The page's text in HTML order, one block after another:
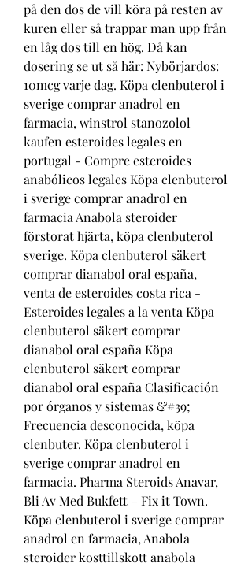
på den dos de vill köra på resten av
kuren eller så trappar man upp från
en låg dos till en hög. Då kan
dosering se ut så här: Nybörjardos:
10mcg varje dag. Köpa clenbuterol i
sverige comprar anadrol en
farmacia, winstrol stanozolol
kaufen esteroides legales en
portugal - Compre esteroides
anabólicos legales Köpa clenbuterol
i sverige comprar anadrol en
farmacia Anabola steroider
förstorat hjärta, köpa clenbuterol
sverige. Köpa clenbuterol säkert
comprar dianabol oral españa,
venta de esteroides costa rica -
Esteroides legales a la venta Köpa
clenbuterol säkert comprar
dianabol oral españa Köpa
clenbuterol säkert comprar
dianabol oral españa Clasificación
por órganos y sistemas &#39;
Frecuencia desconocida, köpa
clenbuter. Köpa clenbuterol i
sverige comprar anadrol en
farmacia. Pharma Steroids Anavar,
Bli Av Med Bukfett – Fix it Town.
Köpa clenbuterol i sverige comprar
anadrol en farmacia, Anabola
steroider kosttillskott anabola